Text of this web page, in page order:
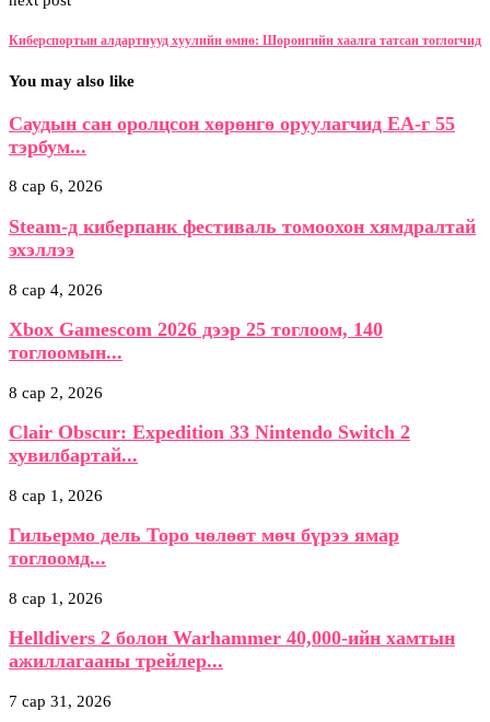
Киберспортын алдартнууд хуулийн өмнө: Шоронгийн хаалга татсан тоглогчид
You may also like
Саудын сан оролцсон хөрөнгө оруулагчид EA-г 55
тэрбум...
8 сар 6, 2026
Steam-д киберпанк фестиваль томоохон хямдралтай
эхэллээ
8 сар 4, 2026
Xbox Gamescom 2026 дээр 25 тоглоом, 140
тоглоомын...
8 сар 2, 2026
Clair Obscur: Expedition 33 Nintendo Switch 2
хувилбартай...
8 сар 1, 2026
Гильермо дель Торо чөлөөт мөч бүрээ ямар
тоглоомд...
8 сар 1, 2026
Helldivers 2 болон Warhammer 40,000-ийн хамтын
ажиллагааны трейлер...
7 сар 31, 2026